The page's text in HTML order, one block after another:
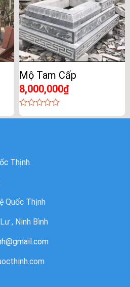
Mộ Tam Cấp
8,000,000₫
0
Thịnh
Quốc Thịnh
, Ninh Bình